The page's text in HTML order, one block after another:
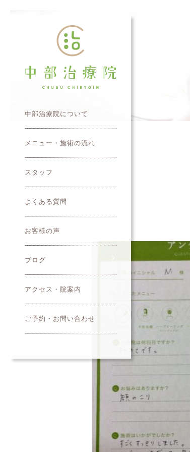
中部治療院について
メニュー・施術の流れ
スタッフ
よくある質問
お客様の声
ブログ
アクセス・院案内
ご予約・お問い合わせ